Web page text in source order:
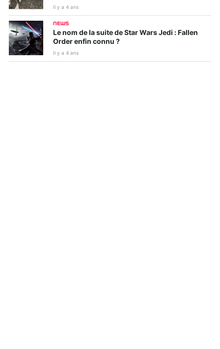
Il y a 4 ans
NEWS
Le nom de la suite de Star Wars Jedi : Fallen
Order enfin connu ?
Il y a 4 ans